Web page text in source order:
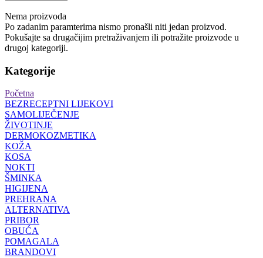
Nema proizvoda
Po zadanim paramterima nismo pronašli niti jedan proizvod.
Pokušajte sa drugačijim pretraživanjem ili potražite proizvode u
drugoj kategoriji.
Kategorije
Početna
BEZRECEPTNI LIJEKOVI
SAMOLIJEČENJE
ŽIVOTINJE
DERMOKOZMETIKA
KOŽA
KOSA
NOKTI
ŠMINKA
HIGIJENA
PREHRANA
ALTERNATIVA
PRIBOR
OBUĆA
POMAGALA
BRANDOVI